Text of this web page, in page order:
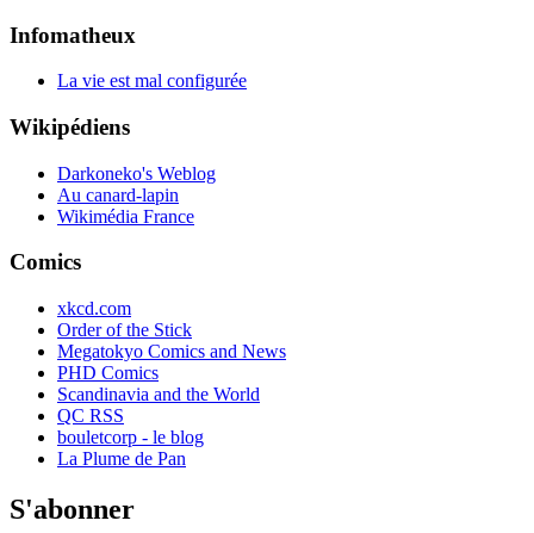
Infomatheux
La vie est mal configurée
Wikipédiens
Darkoneko's Weblog
Au canard-lapin
Wikimédia France
Comics
xkcd.com
Order of the Stick
Megatokyo Comics and News
PHD Comics
Scandinavia and the World
QC RSS
bouletcorp - le blog
La Plume de Pan
S'abonner